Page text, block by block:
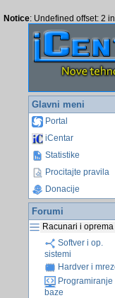
Notice: Undefined offset: 2 in
Glavni meni
Portal
iCentar
Statistike
Procitajte pravila
Donacije
Forumi
Racunari i oprema
Softver i op.
sistemi
Hardver i
Programiranje
baze